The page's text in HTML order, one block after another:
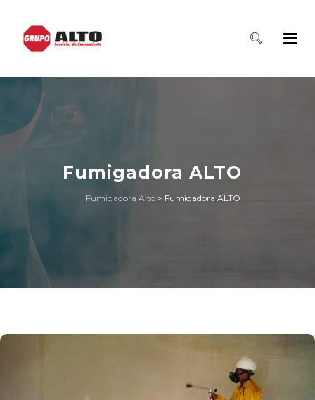
Fumigadora ALTO
Fumigadora Alto> Fumigadora ALTO